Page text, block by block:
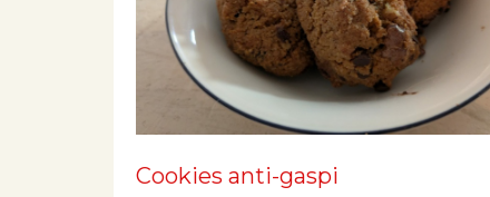
Cookies anti-gaspi